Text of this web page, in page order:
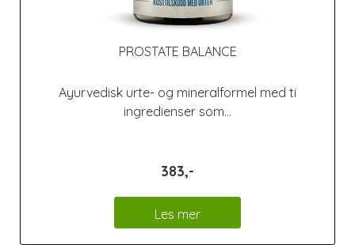
PROSTATE BALANCE
Ayurvedisk urte- og mineralformel med ti
ingredienser som...
383,-
Les mer